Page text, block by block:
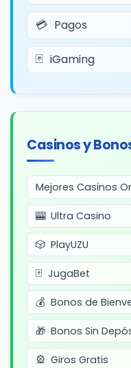
Pagos
iGaming
Casinos y
Mejores Casinos
Ultra Casino
PlayUZU
JugaBet
Bonos de
Bonos Sin
Giros Gratis